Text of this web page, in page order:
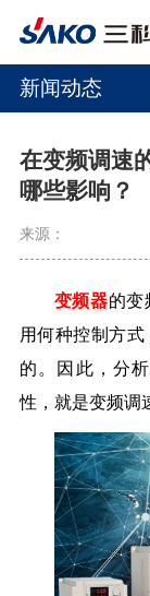
新闻动态
在变频调速
哪些影响？
来源：
变频器的变
用何种控制方
的。因此，分
性，就是变频调